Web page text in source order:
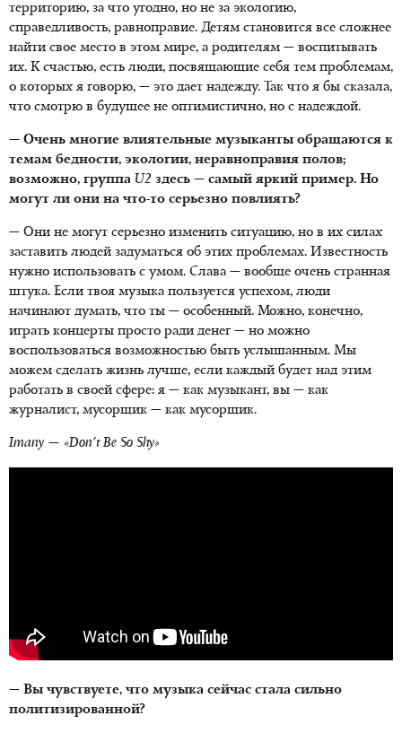
территорию, за что угодно, но не за экологию,
справедливость, равноправие. Детям становится все сложнее
найти свое место в этом мире, а родителям — воспитывать
их. К счастью, есть люди, посвящающие себя тем проблемам,
о которых я говорю, — это дает надежду. Так что я бы сказала,
что смотрю в будущее не оптимистично, но с надеждой.
— Очень многие влиятельные музыканты обращаются к
темам бедности, экологии, неравноправия полов;
возможно, группа U2 здесь — самый яркий пример. Но
могут ли они на что-то серьезно повлиять?
— Они не могут серьезно изменить ситуацию, но в их силах
заставить людей задуматься об этих проблемах. Известность
нужно использовать с умом. Слава — вообще очень странная
штука. Если твоя музыка пользуется успехом, люди
начинают думать, что ты — особенный. Можно, конечно,
играть концерты просто ради денег — но можно
воспользоваться возможностью быть услышанным. Мы
можем сделать жизнь лучше, если каждый будет над этим
работать в своей сфере: я — как музыкант, вы — как
журналист, мусорщик — как мусорщик.
Imany — «Don't Be So Shy»
— Вы чувствуете, что музыка сейчас стала сильно
политизированной?